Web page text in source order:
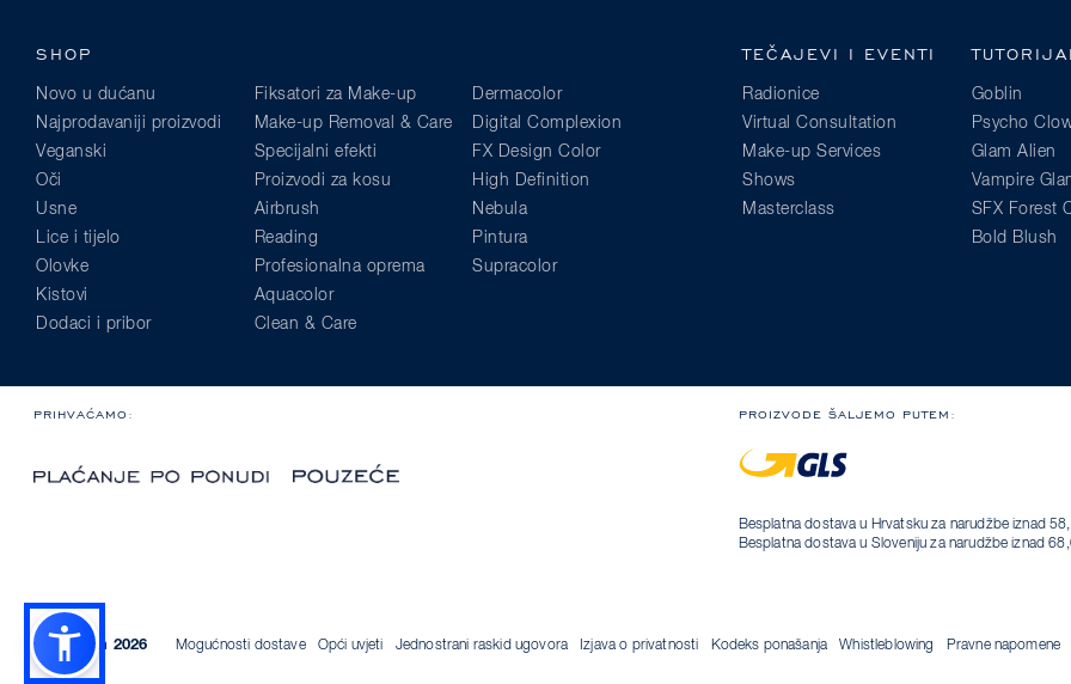
SHOP
Novo u dućanu
Najprodavaniji proizvodi
Veganski
Oči
Usne
Lice i tijelo
Olovke
Kistovi
Dodaci i pribor
Fiksatori za Make-up
Make-up Removal & Care
Specijalni efekti
Proizvodi za kosu
Airbrush
Reading
Profesionalna oprema
Aquacolor
Clean & Care
Dermacolor
Digital Complexion
FX Design Color
High Definition
Nebula
Pintura
Supracolor
TEČAJEVI I EVENTI
Radionice
Virtual Consultation
Make-up Services
Shows
Masterclass
Goblin
Psycho
Glam Alien
Vampire
SFX Forest
Bold Blush
PRIHVAĆAMO: PROIZVODE ŠALJEMO PUTEM:
Besplatna dostava u Hrvatsku za narudžbe iznad
Besplatna dostava u Sloveniju za narudžbe iznad
© Kryolan 2026 Mogućnosti dostave Opći uvjeti Jednostrani raskid ugovora Izjava o privatnosti Kodeks ponašanja Whistleblowing Pravne napomene